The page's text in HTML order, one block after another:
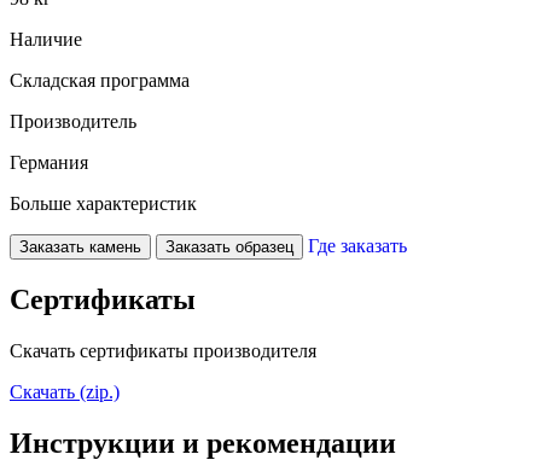
Наличие
Складская программа
Производитель
Германия
Больше характеристик
Заказать камень Заказать образец Где заказать
Сертификаты
Скачать сертификаты производителя
Скачать (zip.)
Инструкции и рекомендации